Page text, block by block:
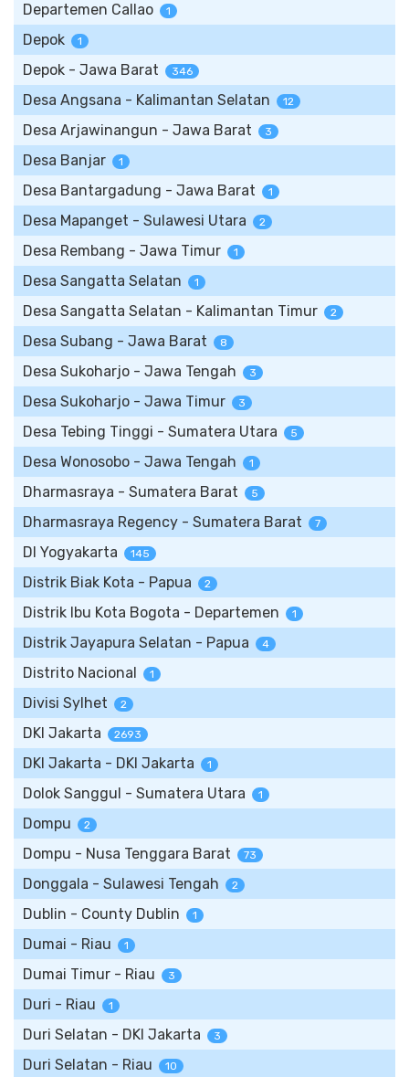
Departemen Callao 1
Depok 1
Depok - Jawa Barat 346
Desa Angsana - Kalimantan Selatan 12
Desa Arjawinangun - Jawa Barat 3
Desa Banjar 1
Desa Bantargadung - Jawa Barat 1
Desa Mapanget - Sulawesi Utara 2
Desa Rembang - Jawa Timur 1
Desa Sangatta Selatan 1
Desa Sangatta Selatan - Kalimantan Timur 2
Desa Subang - Jawa Barat 8
Desa Sukoharjo - Jawa Tengah 3
Desa Sukoharjo - Jawa Timur 3
Desa Tebing Tinggi - Sumatera Utara 5
Desa Wonosobo - Jawa Tengah 1
Dharmasraya - Sumatera Barat 5
Dharmasraya Regency - Sumatera Barat 7
DI Yogyakarta 145
Distrik Biak Kota - Papua 2
Distrik Ibu Kota Bogota - Departemen 1
Distrik Jayapura Selatan - Papua 4
Distrito Nacional 1
Divisi Sylhet 2
DKI Jakarta 2693
DKI Jakarta - DKI Jakarta 1
Dolok Sanggul - Sumatera Utara 1
Dompu 2
Dompu - Nusa Tenggara Barat 73
Donggala - Sulawesi Tengah 2
Dublin - County Dublin 1
Dumai - Riau 1
Dumai Timur - Riau 3
Duri - Riau 1
Duri Selatan - DKI Jakarta 3
Duri Selatan - Riau 10